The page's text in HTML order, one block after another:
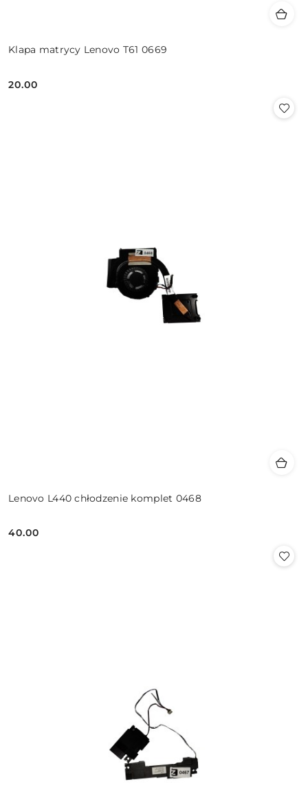
Klapa matrycy Lenovo T61 0669
Cena:
20.00
Lenovo L440 chłodzenie komplet 0468
Cena:
40.00